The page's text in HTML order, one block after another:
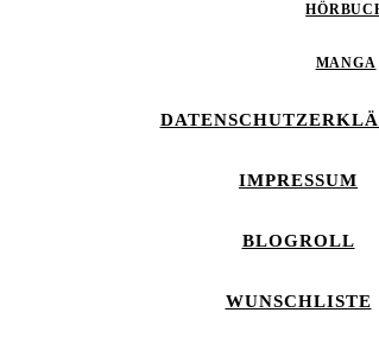
MANGA
IMPRESSUM
BLOGROLL
WUNSCHLISTE